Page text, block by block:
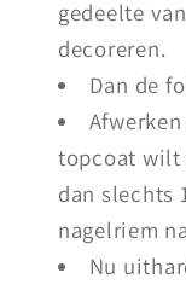
gedeelte
decoreren.
Dan de
topcoat wilt
dan slechts
nagelriem
Nu